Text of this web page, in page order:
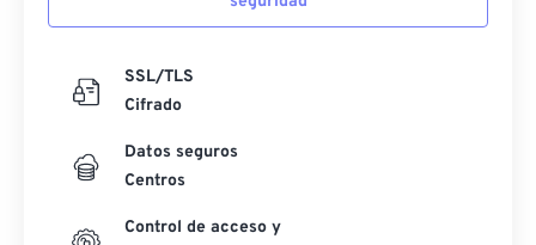
SSL/TLS
Cifrado
Datos seguros
Centros
Control de acceso y